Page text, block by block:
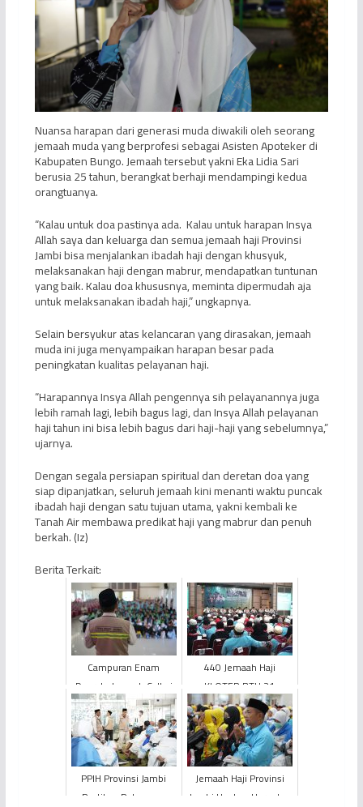
Nuansa harapan dari generasi muda diwakili oleh seorang
jemaah muda yang berprofesi sebagai Asisten Apoteker di
Kabupaten Bungo. Jemaah tersebut yakni Eka Lidia Sari
berusia 25 tahun, berangkat berhaji mendampingi kedua
orangtuanya.
“Kalau untuk doa pastinya ada. Kalau untuk harapan Insya
Allah saya dan keluarga dan semua jemaah haji Provinsi
Jambi bisa menjalankan ibadah haji dengan khusyuk,
melaksanakan haji dengan mabrur, mendapatkan tuntunan
yang baik. Kalau doa khususnya, meminta dipermudah aja
untuk melaksanakan ibadah haji,” ungkapnya.
Selain bersyukur atas kelancaran yang dirasakan, jemaah
muda ini juga menyampaikan harapan besar pada
peningkatan kualitas pelayanan haji.
“Harapannya Insya Allah pengennya sih pelayanannya juga
lebih ramah lagi, lebih bagus lagi, dan Insya Allah pelayanan
haji tahun ini bisa lebih bagus dari haji-haji yang sebelumnya,”
ujarnya.
Dengan segala persiapan spiritual dan deretan doa yang
siap dipanjatkan, seluruh jemaah kini menanti waktu puncak
ibadah haji dengan satu tujuan utama, yakni kembali ke
Tanah Air membawa predikat haji yang mabrur dan penuh
berkah. (Iz)
Berita Terkait:
Campuran Enam
Daerah, Jemaah Calhaj
KLOTER BTH 24 Masuki
Asrama EHA Provinsi
Jambi
440 Jemaah Haji
KLOTER BTH 21
Provinsi Jambi Tiba di
Tanah Air, Bawa Hikmah
Kesabaran...
PPIH Provinsi Jambi
Pastikan Pelayanan
Jemaah Haji Provinsi
Jambi Ungkap Haru dan